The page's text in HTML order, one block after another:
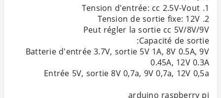
Batterie d'entrée 3.7V, sortie 5V 1A, 8V 0.5A, 9V
0.45A, 12V 0.3A